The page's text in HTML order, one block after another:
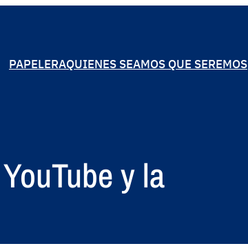
PAPELERAQUIENES SEAMOS QUE SEREMOS
y la